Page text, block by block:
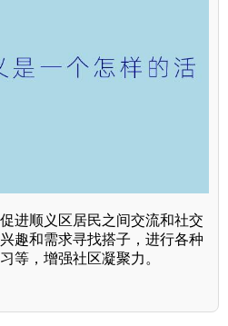
进顺义区居民之间交流和社交
趣和需求寻找搭子，进行各种
等，增强社区凝聚力。